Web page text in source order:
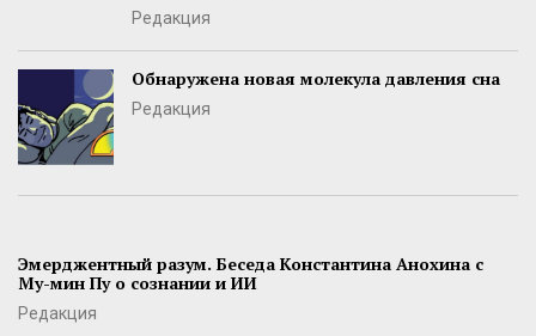
Редакция
Обнаружена новая молекула давления сна
Редакция
Эмерджентный разум. Беседа Константина Анохина с
Му-мин Пу о сознании и ИИ
Редакция